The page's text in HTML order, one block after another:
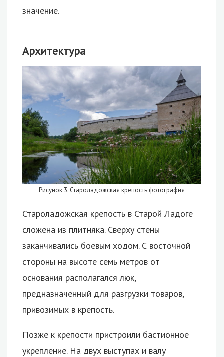
значение.
Архитектура
Рисунок 3. Староладожская крепость фотография
Староладожская крепость в Старой Ладоге
сложена из плитняка. Сверху стены
заканчивались боевым ходом. С восточной
стороны на высоте семь метров от
основания располагался люк,
предназначенный для разгрузки товаров,
привозимых в крепость.
Позже к крепости пристроили бастионное
укрепление. На двух выступах и валу